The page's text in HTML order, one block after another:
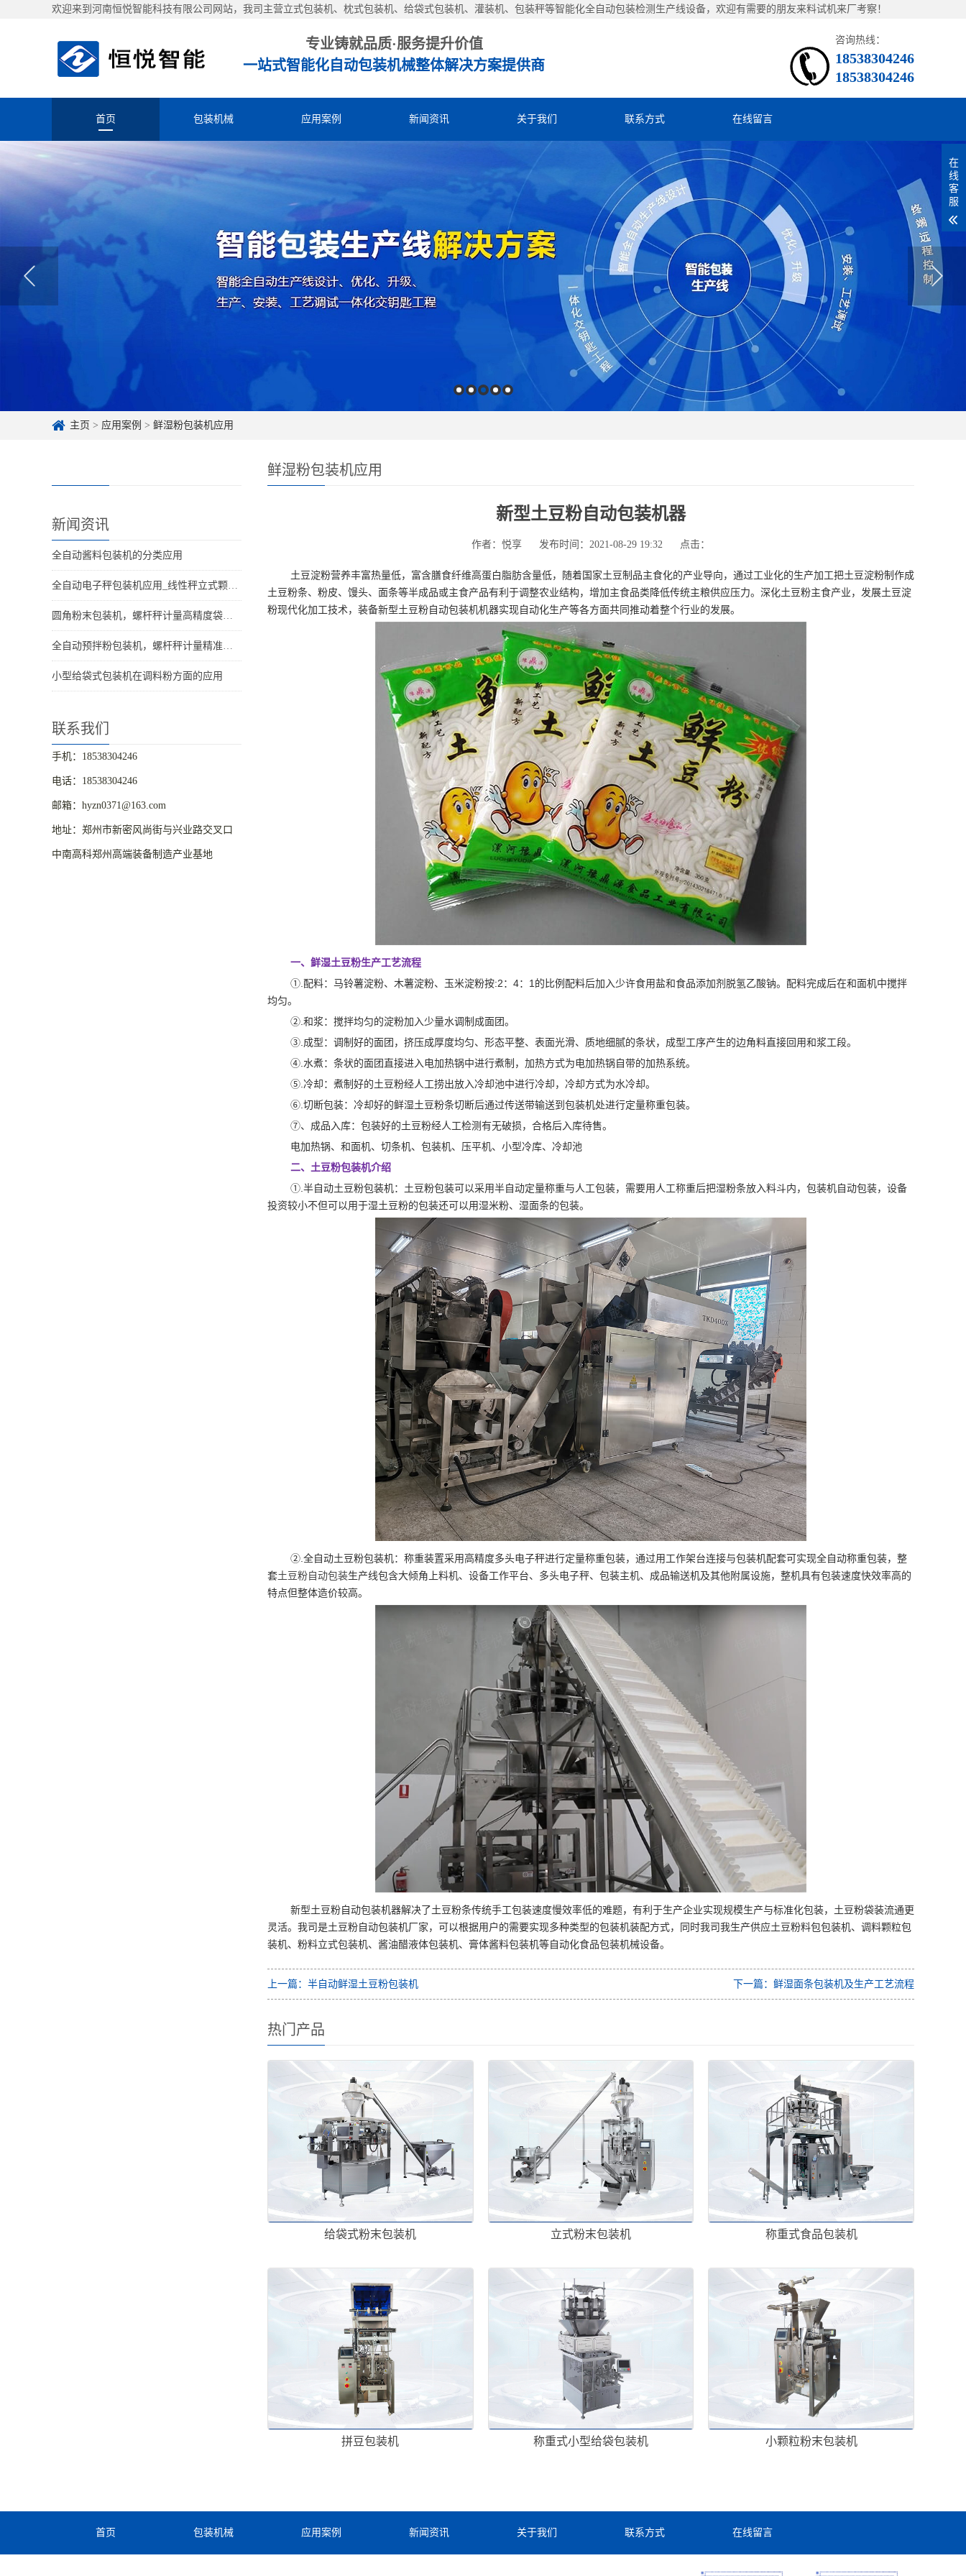
欢迎来到河南恒悦智能科技有限公司网站，我司主营立式包装机、枕式包装机、给袋式包装机、灌装机、包装秤等智能化全自动包装检测生产线设备，欢迎有需要的朋友来料试机来厂考察！
专业铸就品质·服务提升价值
一站式智能化自动包装机械整体解决方案提供商
咨询热线：
18538304246
18538304246
首页 包装机械 应用案例 新闻资讯 关于我们 联系方式 在线留言
主页 > 应用案例 > 鲜湿粉包装机应用
新闻资讯
全自动酱料包装机的分类应用
全自动电子秤包装机应用_线性秤立式颗粒分装设备适用行业
圆角粉末包装机，螺杆秤计量高精度袋型更美观
全自动预拌粉包装机，螺杆秤计量精准粉体包装设备
小型给袋式包装机在调料粉方面的应用
联系我们
手机：18538304246
电话：18538304246
邮箱：hyzn0371@163.com
地址：郑州市新密风尚街与兴业路交叉口
中南高科郑州高端装备制造产业基地
鲜湿粉包装机应用
新型土豆粉自动包装机器
作者：悦享 发布时间：2021-08-29 19:32 点击：
土豆淀粉营养丰富热量低，富含膳食纤维高蛋白脂肪含量低，随着国家土豆制品主食化的产业导向，通过工业化的生产加工把土豆淀粉制作成
土豆粉条、粉皮、馒头、面条等半成品或主食产品有利于调整农业结构，增加主食品类降低传统主粮供应压力。深化土豆粉主食产业，发展土豆淀
粉现代化加工技术，装备新型土豆粉自动包装机机器实现自动化生产等各方面共同推动着整个行业的发展。
一、鲜湿土豆粉生产工艺流程
①.配料：马铃薯淀粉、木薯淀粉、玉米淀粉按:2：4：1的比例配料后加入少许食用盐和食品添加剂脱氢乙酸钠。配料完成后在和面机中搅拌
均匀。
②.和浆：搅拌均匀的淀粉加入少量水调制成面团。
③.成型：调制好的面团，挤压成厚度均匀、形态平整、表面光滑、质地细腻的条状，成型工序产生的边角料直接回用和浆工段。
④.水煮：条状的面团直接进入电加热锅中进行煮制，加热方式为电加热锅自带的加热系统。
⑤.冷却：煮制好的土豆粉经人工捞出放入冷却池中进行冷却，冷却方式为水冷却。
⑥.切断包装：冷却好的鲜湿土豆粉条切断后通过传送带输送到包装机处进行定量称重包装。
⑦、成品入库：包装好的土豆粉经人工检测有无破损，合格后入库待售。
电加热锅、和面机、切条机、包装机、压平机、小型冷库、冷却池
二、土豆粉包装机介绍
①.半自动土豆粉包装机：土豆粉包装可以采用半自动定量称重与人工包装，需要用人工称重后把湿粉条放入料斗内，包装机自动包装，设备
投资较小不但可以用于湿土豆粉的包装还可以用湿米粉、湿面条的包装。
②.全自动土豆粉包装机：称重装置采用高精度多头电子秤进行定量称重包装，通过用工作架台连接与包装机配套可实现全自动称重包装，整
套土豆粉自动包装生产线包含大倾角上料机、设备工作平台、多头电子秤、包装主机、成品输送机及其他附属设施，整机具有包装速度快效率高的
特点但整体造价较高。
新型土豆粉自动包装机器解决了土豆粉条传统手工包装速度慢效率低的难题，有利于生产企业实现规模生产与标准化包装，土豆粉袋装流通更
灵活。我司是土豆粉自动包装机厂家，可以根据用户的需要实现多种类型的包装机装配方式，同时我司我生产供应土豆粉料包包装机、调料颗粒包
装机、粉料立式包装机、酱油醋液体包装机、膏体酱料包装机等自动化食品包装机械设备。
上一篇：半自动鲜湿土豆粉包装机 下一篇：鲜湿面条包装机及生产工艺流程
热门产品
给袋式粉末包装机 立式粉末包装机 称重式食品包装机
拼豆包装机 称重式小型给袋包装机 小颗粒粉末包装机
首页 包装机械 应用案例 新闻资讯 关于我们 联系方式 在线留言
在
线
客
服